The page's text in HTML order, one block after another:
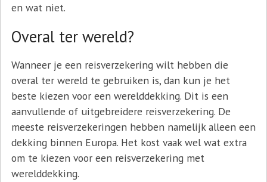
en wat niet.
Overal ter wereld?
Wanneer je een reisverzekering wilt hebben die
overal ter wereld te gebruiken is, dan kun je het
beste kiezen voor een werelddekking. Dit is een
aanvullende of uitgebreidere reisverzekering. De
meeste reisverzekeringen hebben namelijk alleen een
dekking binnen Europa. Het kost vaak wel wat extra
om te kiezen voor een reisverzekering met
werelddekking.